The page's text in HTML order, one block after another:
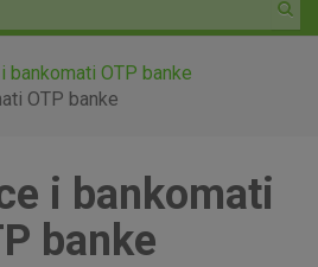
bankomati OTP banke
OTP banke
i bankomati
banke